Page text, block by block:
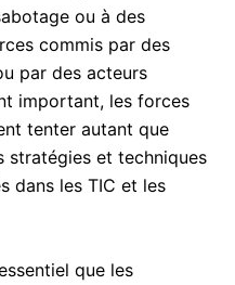
ou à des
commis par des
par des acteurs
important, les forces
tenter autant que
stratégies et techniques
dans les TIC et les
que les